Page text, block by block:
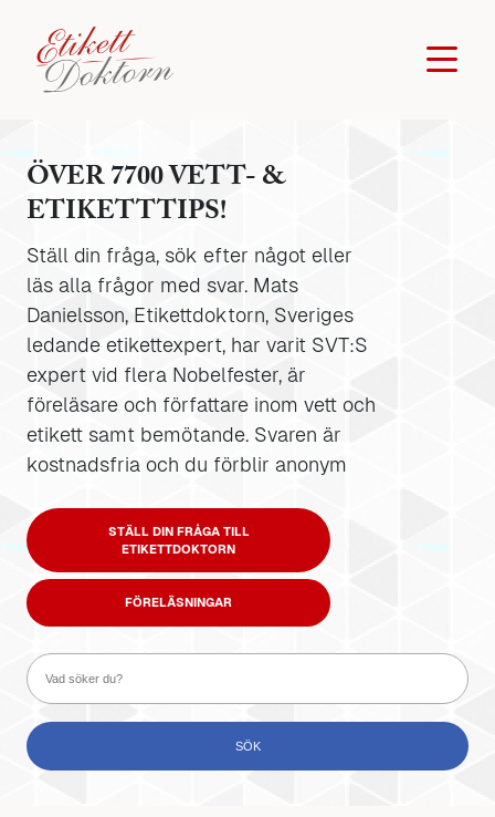
ÖVER 7700 VETT- &
ETIKETTTIPS!
Ställ din fråga, sök efter något eller
läs alla frågor med svar. Mats
Danielsson, Etikettdoktorn, Sveriges
ledande etikettexpert, har varit SVT:S
expert vid flera Nobelfester, är
föreläsare och författare inom vett och
etikett samt bemötande. Svaren är
kostnadsfria och du förblir anonym
STÄLL DIN FRÅGA TILL
ETIKETTDOKTORN
FÖRELÄSNINGAR